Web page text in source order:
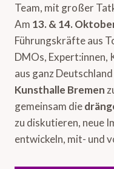
Team, mit großer
Am 13. & 14.
Führungskräfte aus
DMOs,
aus ganz
Kunsthalle Bremen
gemeinsam die
zu diskutieren, neue
entwickeln, mit- und